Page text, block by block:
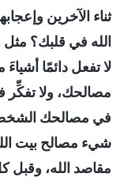
ثناء الآخرين
الله في قلبك؟ مثل
لا تفعل دائمًا
مصالحك، ولا تفكِّر
في مصالحك
شيء مصالح بيت
مقاصد الله، وقبل